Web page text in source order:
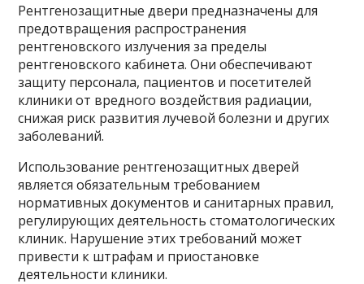
Рентгенозащитные двери предназначены для
предотвращения распространения
рентгеновского излучения за пределы
рентгеновского кабинета. Они обеспечивают
защиту персонала, пациентов и посетителей
клиники от вредного воздействия радиации,
снижая риск развития лучевой болезни и других
заболеваний.
Использование рентгенозащитных дверей
является обязательным требованием
нормативных документов и санитарных правил,
регулирующих деятельность стоматологических
клиник. Нарушение этих требований может
привести к штрафам и приостановке
деятельности клиники.